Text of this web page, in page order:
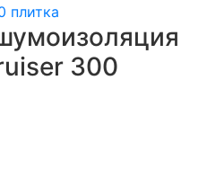
300